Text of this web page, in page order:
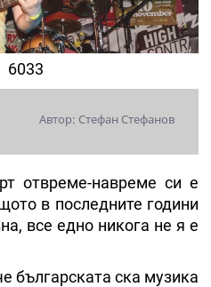
6033
Автор: Стефан Стефанов
отвреме-навреме си е
в последните години
все едно никога не я е
българската ска музика